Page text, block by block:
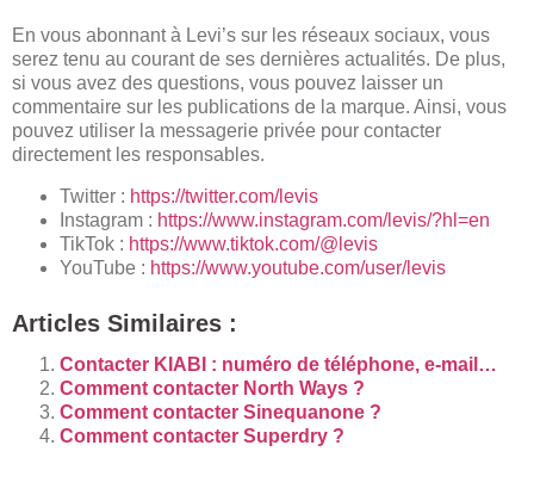
En vous abonnant à Levi’s sur les réseaux sociaux, vous
serez tenu au courant de ses dernières actualités. De plus,
si vous avez des questions, vous pouvez laisser un
commentaire sur les publications de la marque. Ainsi, vous
pouvez utiliser la messagerie privée pour contacter
directement les responsables.
Twitter : https://twitter.com/levis
Instagram : https://www.instagram.com/levis/?hl=en
TikTok : https://www.tiktok.com/@levis
YouTube : https://www.youtube.com/user/levis
Articles Similaires :
Contacter KIABI : numéro de téléphone, e-mail…
Comment contacter North Ways ?
Comment contacter Sinequanone ?
Comment contacter Superdry ?